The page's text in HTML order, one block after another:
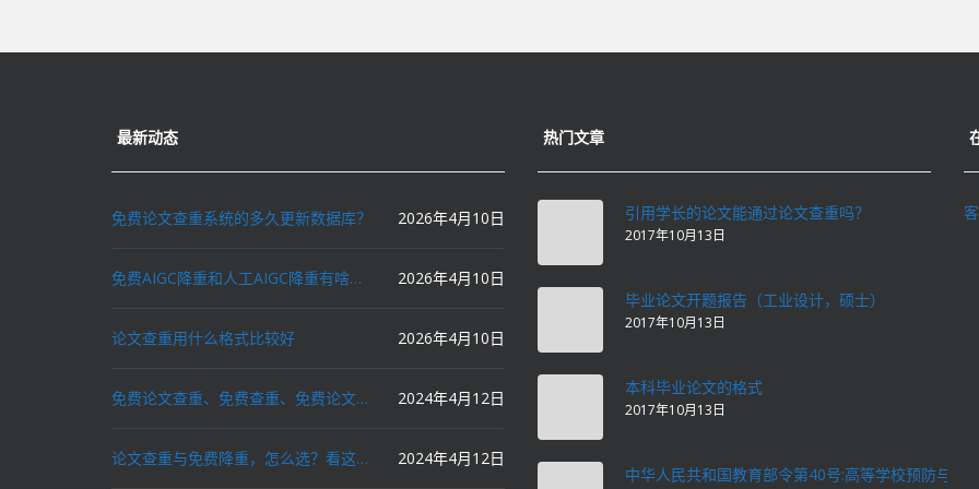
最新动态
免费论文查重系统的多久更新数据库？ 2026年4月10日
免费AIGC降重和人工AIGC降重有啥区别？ 2026年4月10日
论文查重用什么格式比较好 2026年4月10日
免费论文查重、免费查重、免费论文降重、免费降重、智能降重、一键降重、降低AIGC写作率、AI写论文，这些名词你了解吗？ 2024年4月12日
论文查重与免费降重，怎么选？看这里就对了！ 2024年4月12日
热门文章
引用学长的论文能通过论文查重吗？
2017年10月13日
毕业论文开题报告（工业设计，硕士）
2017年10月13日
本科毕业论文的格式
2017年10月13日
中华人民共和国教育部令第40号:高等学校预防与处